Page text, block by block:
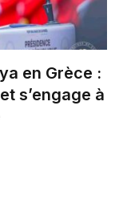
en Grèce :
s’engage à